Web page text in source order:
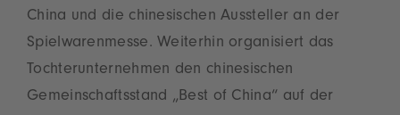
China und die chinesischen Aussteller an der
Spielwarenmesse. Weiterhin organisiert das
Tochterunternehmen den chinesischen
Gemeinschaftsstand „Best of China“ auf der